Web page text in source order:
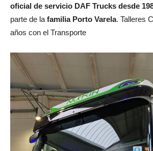
oficial de servicio DAF Trucks desde
parte de la familia Porto Varela. Talleres
años con el Transporte